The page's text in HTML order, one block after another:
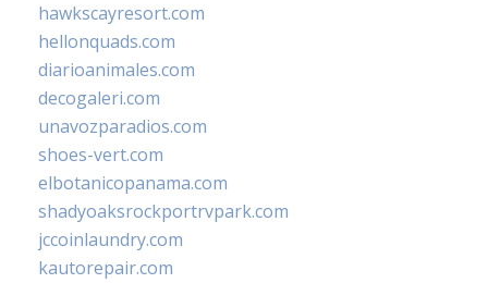
hawkscayresort.com
hellonquads.com
diarioanimales.com
decogaleri.com
unavozparadios.com
shoes-vert.com
elbotanicopanama.com
shadyoaksrockportrvpark.com
jccoinlaundry.com
kautorepair.com